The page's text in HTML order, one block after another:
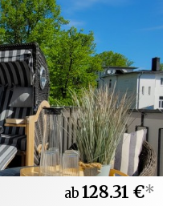
ab128.31 €*